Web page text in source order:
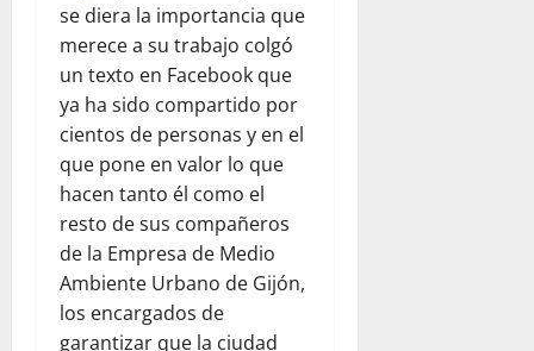
se diera la importancia que
merece a su trabajo colgó
un texto en Facebook que
ya ha sido compartido por
cientos de personas y en el
que pone en valor lo que
hacen tanto él como el
resto de sus compañeros
de la Empresa de Medio
Ambiente Urbano de Gijón,
los encargados de
garantizar que la ciudad